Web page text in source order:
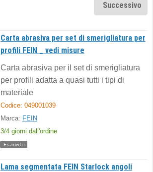
Successivo
Carta abrasiva per set di smerigliatura per
profili FEIN _ vedi misure
Carta abrasiva per il set di smerigliatura
per profili adatta a quasi tutti i tipi di
materiale
Codice: 049001039
Marca: FEIN
3/4 giorni dall'ordine
Lama segmentata FEIN Starlock angoli